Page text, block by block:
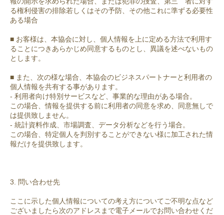
る権利侵害の排除若しくはその予防、その他これに準ずる必要性
ある場合
■ お客様は、本協会に対し、個人情報を上に定める方法で利用す
ることにつきあらかじめ同意するものとし、異議を述べないもの
とします。
■ また、次の様な場合、本協会のビジネスパートナーと利用者の
個人情報を共有する事があります。
- 利用者向け特別サービスなど、事業的な理由がある場合。
この場合、情報を提供する前に利用者の同意を求め、同意無しで
は提供致しません。
- 統計資料作成、市場調査、データ分析などを行う場合。
この場合、特定個人を判別することができない様に加工された情
報だけを提供致します。
3. 問い合わせ先
ここに示した個人情報についての考え方についてご不明な点など
ございましたら次のアドレスまで電子メールでお問い合わせくだ